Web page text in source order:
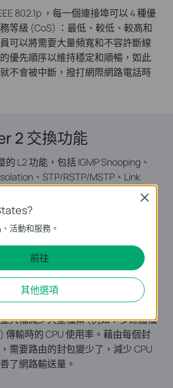
802.1p ，每一個連接埠可以 4 種優
等級 (CoS) ：最低、較低、較高和
可以將需要大量頻寬和不容許斷線
優先順序以維持穩定和順暢，如此
不會被中斷，撥打網際網路電話時
2 交換功能
L2 功能，包括 IGMP Snooping、
、STP/RSTP/MSTP、Link
802.3x Flow Control。
802.1Q、以連接埠為基礎、MTU)，網
的企業而言都是最重要的， VLAN
安全性。
護功能，如：Loop Back
與IGMP Snooping
Frame) 的設計，可以加強乙太
大幅減少大型檔案 (例如：多媒體檔
傳輸時的 CPU 使用率。藉由每個封
需要路由的封包變少了，減少 CPU
了網路輸送量。
活動和服務。
前往
其他選項
Close